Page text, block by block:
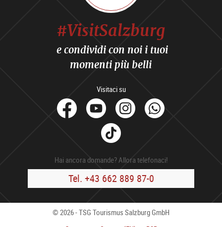
#VisitSalzburg
e condividi con noi i tuoi
momenti più belli
Visitaci su
facebook
YoutubeInstagram
Tik
Tok
Hai ancora domande? Allora telefonaci!
Tel. +43 662 889 87-0
© 2026 - TSG Tourismus Salzburg GmbH